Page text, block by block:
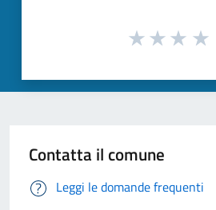
Contatta il comune
Leggi le domande frequenti